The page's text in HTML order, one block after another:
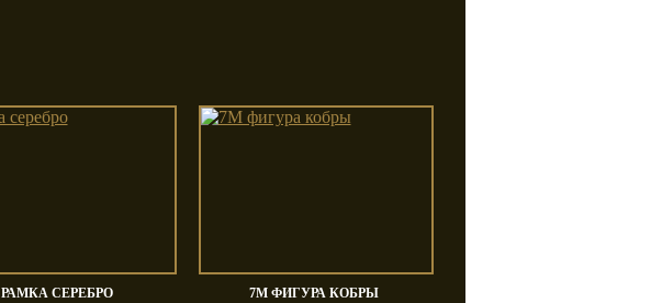
РАМКА СЕРЕБРО 7M ФИГУРА КОБРЫ
Pellegatta
Tosato Tumiday